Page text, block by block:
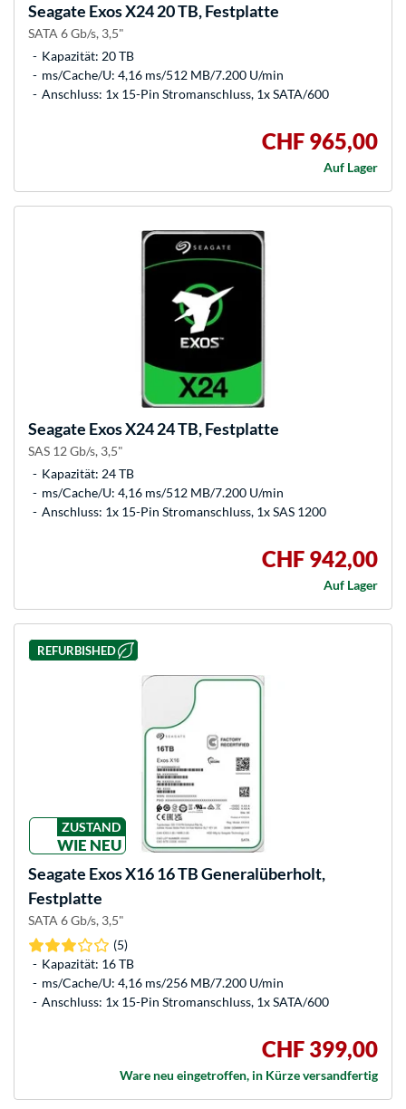
Seagate Exos X24 20 TB, Festplatte
SATA 6 Gb/s, 3,5"
Kapazität: 20 TB
ms/Cache/U: 4,16 ms/512 MB/7.200 U/min
Anschluss: 1x 15-Pin Stromanschluss, 1x SATA/600
CHF 965,00
Auf Lager
Seagate Exos X24 24 TB, Festplatte
SAS 12 Gb/s, 3,5"
Kapazität: 24 TB
ms/Cache/U: 4,16 ms/512 MB/7.200 U/min
Anschluss: 1x 15-Pin Stromanschluss, 1x SAS 1200
CHF 942,00
Auf Lager
REFURBISHED
ZUSTAND
WIE NEU
Seagate Exos X16 16 TB Generalüberholt,
Festplatte
SATA 6 Gb/s, 3,5"
(5)
Kapazität: 16 TB
ms/Cache/U: 4,16 ms/256 MB/7.200 U/min
Anschluss: 1x 15-Pin Stromanschluss, 1x SATA/600
CHF 399,00
Ware neu eingetroffen, in Kürze versandfertig